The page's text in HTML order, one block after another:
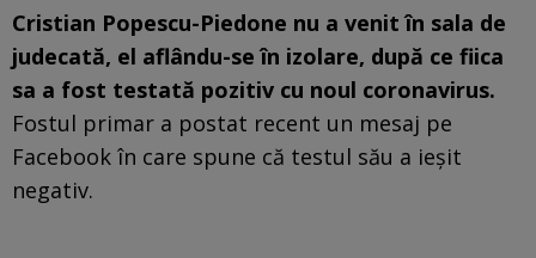
Cristian Popescu-Piedone nu a venit în sala de
judecată, el aflându-se în izolare, după ce fiica
sa a fost testată pozitiv cu noul coronavirus.
Fostul primar a postat recent un mesaj pe
Facebook în care spune că testul său a ieşit
negativ.